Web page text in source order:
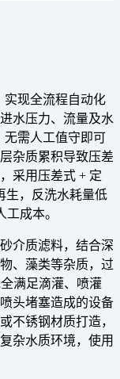
实现全流程自动化
水压力、流量及水
无需人工值守即可
杂质累积导致压差
采用压差式 + 定
生，反洗水耗量低
成本。
介质滤料，结合深
、藻类等杂质，过
满足滴灌、喷灌
头堵塞造成的设备
不锈钢材质打造，
杂水质环境，使用